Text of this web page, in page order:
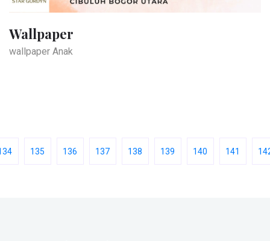
Wallpaper
wallpaper Anak
135 136 137 138 139 140 141